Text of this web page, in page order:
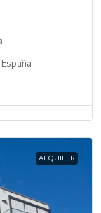
ALQUILER